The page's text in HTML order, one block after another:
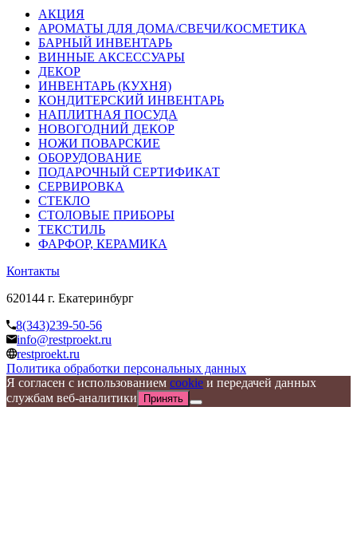
АКЦИЯ
АРОМАТЫ ДЛЯ ДОМА/СВЕЧИ/КОСМЕТИКА
БАРНЫЙ ИНВЕНТАРЬ
ВИННЫЕ АКСЕССУАРЫ
ДЕКОР
ИНВЕНТАРЬ (КУХНЯ)
КОНДИТЕРСКИЙ ИНВЕНТАРЬ
НАПЛИТНАЯ ПОСУДА
НОВОГОДНИЙ ДЕКОР
НОЖИ ПОВАРСКИЕ
ОБОРУДОВАНИЕ
ПОДАРОЧНЫЙ СЕРТИФИКАТ
СЕРВИРОВКА
СТЕКЛО
СТОЛОВЫЕ ПРИБОРЫ
ТЕКСТИЛЬ
ФАРФОР, КЕРАМИКА
Контакты
620144 г. Екатеринбург
8(343)239-50-56
info@restproekt.ru
restproekt.ru
Политика обработки персональных данных
Я согласен с использованием cookie и передачей данных
службам веб-аналитики
Принять